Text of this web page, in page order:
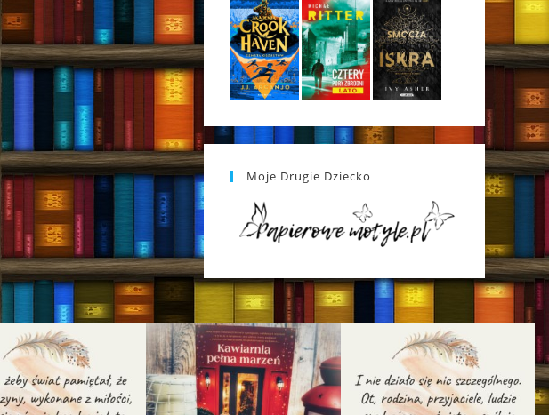
Moje Drugie Dziecko